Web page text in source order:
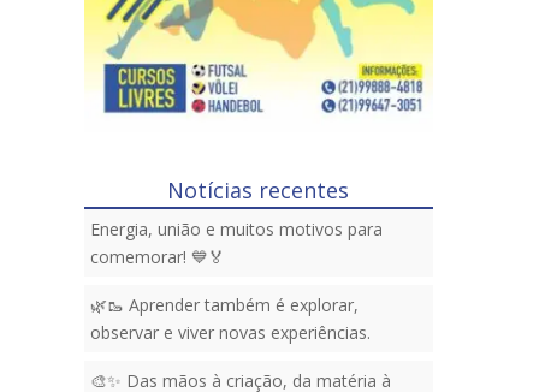
Notícias recentes
Energia, união e muitos motivos para
comemorar! 💙🏅
🌿🥾 Aprender também é explorar,
observar e viver novas experiências.
🎨✨ Das mãos à criação, da matéria à